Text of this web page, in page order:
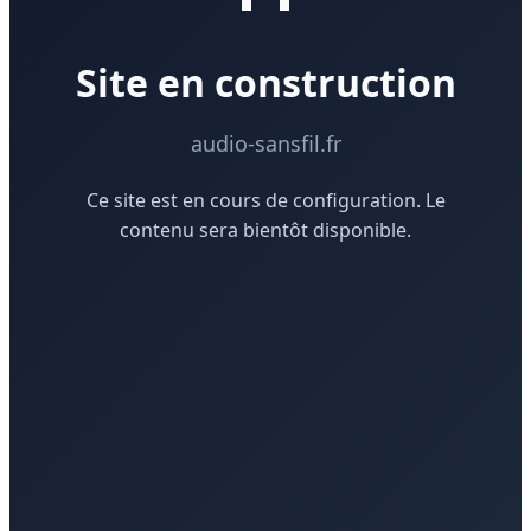
Site en construction
audio-sansfil.fr
Ce site est en cours de configuration. Le
contenu sera bientôt disponible.